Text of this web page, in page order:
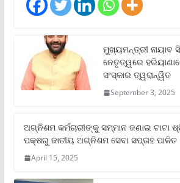
ମୁଖ୍ୟମନ୍ତ୍ରୀ ନାୟାବ
ନେତୃତ୍ୱରେ
ସଂସ୍କାର ତ୍ୱରାନ୍ୱିତ
September 3, 2025
ଅଗ୍ନିଶମ କର୍ମଚାରୀଙ୍କୁ ସମ୍ମାନ ଜଣାଇ
ପକ୍ଷରୁ ଜାତୀୟ ଅଗ୍ନିଶମ ସେବା ସପ୍ତାହ ପାଳିତ
April 15, 2025